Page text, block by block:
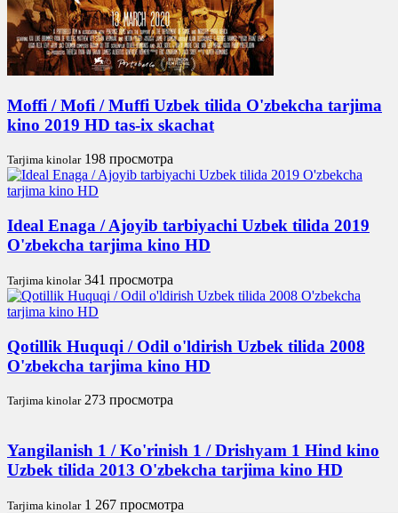
Moffi / Mofi / Muffi Uzbek tilida O'zbekcha tarjima
kino 2019 HD tas-ix skachat
Tarjima kinolar 198 просмотра
Ideal Enaga / Ajoyib tarbiyachi Uzbek tilida 2019
O'zbekcha tarjima kino HD
Tarjima kinolar 341 просмотра
Qotillik Huquqi / Odil o'ldirish Uzbek tilida 2008
O'zbekcha tarjima kino HD
Tarjima kinolar 273 просмотра
Yangilanish 1 / Ko'rinish 1 / Drishyam 1 Hind kino
Uzbek tilida 2013 O'zbekcha tarjima kino HD
Tarjima kinolar 1 267 просмотра